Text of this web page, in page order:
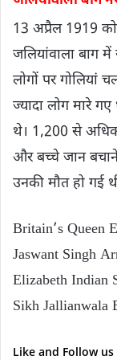
13 अप्रैल 1919
जलियांवाला बाग
लोगों पर गोलियां
ज्यादा लोग मारे
थे। 1,200 से
और बच्चे जान
उनकी मौत हो गई
Britain’s Queen
Jaswant Singh
Elizabeth Indian
Sikh Jallianwala
Like and Follow us